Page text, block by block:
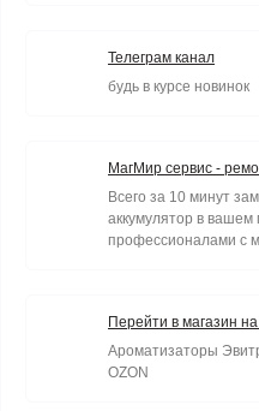
Телеграм канал
будь в курсе новинок
МагМир сервис -
Всего за 10 минут
аккумулятор в вашем
профессионалами с
Перейти в магазин на
Ароматизаторы
OZON